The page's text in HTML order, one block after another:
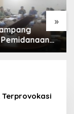
»
Terprovokasi